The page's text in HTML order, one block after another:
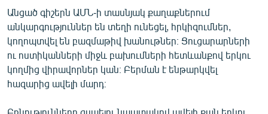
ՁԳՏԵԼՈՎ ԼԱՎԱԳՈՒՅՆԻՆ
ՓՈԴՔԱՍԹ
Հայերեն
Անցած գիշերն ԱՄՆ-ի տասնյակ քաղաքներում
անկարգություններ են տեղի ունեցել, հրկիզումներ,
կողոպտվել են բազմաթիվ խանութներ։ Ցուցարարների
ու ոստիկանների միջև բախումների հետևանքով երկու
կողմից վիրավորներ կան։ Բերման է ենթարկվել
հազարից ավելի մարդ։
Բռնությունները զսպելու նպատակով ավելի քան երկու